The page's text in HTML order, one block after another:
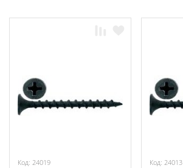
Код: 24019 Код: 24013